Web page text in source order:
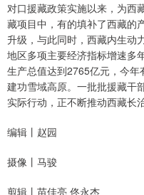
对口援藏政策实施以来，为西
藏项目中，有的填补了西藏的
升级，与此同时，西藏内生动
地区多项主要经济指标增速多
生产总值达到2765亿元，今年
建功雪域高原。一批批援藏干
实际行动，正不断推动西藏长
编辑丨赵园
摄像丨马骏
剪辑丨苗佳亮 佟永杰